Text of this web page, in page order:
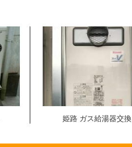
姫路 ガス給湯器交換